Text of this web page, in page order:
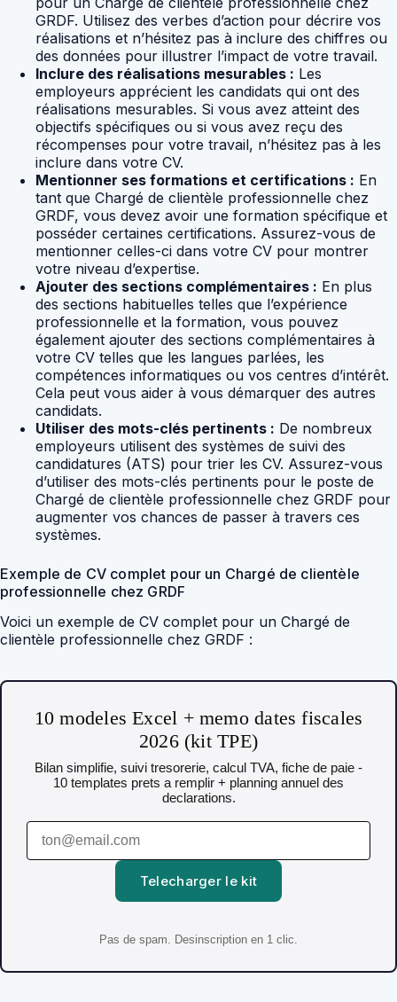
GRDF. Utilisez des verbes d’action pour décrire vos
réalisations et n’hésitez pas à inclure des chiffres ou
des données pour illustrer l’impact de votre travail.
Inclure des réalisations mesurables : Les
employeurs apprécient les candidats qui ont des
réalisations mesurables. Si vous avez atteint des
objectifs spécifiques ou si vous avez reçu des
récompenses pour votre travail, n’hésitez pas à les
inclure dans votre CV.
Mentionner ses formations et certifications : En
tant que Chargé de clientèle professionnelle chez
GRDF, vous devez avoir une formation spécifique et
posséder certaines certifications. Assurez-vous de
mentionner celles-ci dans votre CV pour montrer
votre niveau d’expertise.
Ajouter des sections complémentaires : En plus
des sections habituelles telles que l’expérience
professionnelle et la formation, vous pouvez
également ajouter des sections complémentaires à
votre CV telles que les langues parlées, les
compétences informatiques ou vos centres d’intérêt.
Cela peut vous aider à vous démarquer des autres
candidats.
Utiliser des mots-clés pertinents : De nombreux
employeurs utilisent des systèmes de suivi des
candidatures (ATS) pour trier les CV. Assurez-vous
d’utiliser des mots-clés pertinents pour le poste de
Chargé de clientèle professionnelle chez GRDF pour
augmenter vos chances de passer à travers ces
systèmes.
Exemple de CV complet pour un Chargé de clientèle
professionnelle chez GRDF
Voici un exemple de CV complet pour un Chargé de
clientèle professionnelle chez GRDF :
10 modeles Excel + memo dates fiscales
2026 (kit TPE)
Bilan simplifie, suivi tresorerie, calcul TVA, fiche de paie -
10 templates prets a remplir + planning annuel des
declarations.
Telecharger le kit
Pas de spam. Desinscription en 1 clic.